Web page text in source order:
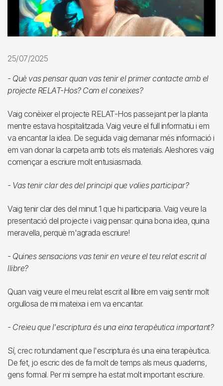
25/07/2025
- Què vas pensar quan vas tenir el primer contacte amb el
projecte RELAT-Hos? Com el coneixes?
Vaig conèixer el projecte RELAT-Hos passejant per la planta
mentre estava hospitalitzada. Vaig veure el full informatiu i em
va encantar la idea. De seguida vaig demanar més informació i
em van donar la carpeta amb tots els materials. Aleshores vaig
començar a escriure molt entusiasmada.
- Vas tenir clar des del principi que volies participar?
Vaig tenir clar des del minut 1 que hi participaria. Vaig veure la
presentació del projecte i vaig pensar: quina bona idea, quina
meravella, perquè m'agrada escriure!
- Quines sensacions vas tenir en veure el teu relat escrit al
llibre?
Quan vaig veure el meu relat escrit al llibre em vaig sentir molt
orgullosa de mi mateixa i em va encantar.
- Creieu que l'escriptura és una eina terapèutica important?
Sí, crec rotundament que l'escriptura és una eina terapèutica.
De fet, jo escric des de fa molt de temps als meus quaderns,
gens formal. Per mi sempre ha estat molt important escriure.